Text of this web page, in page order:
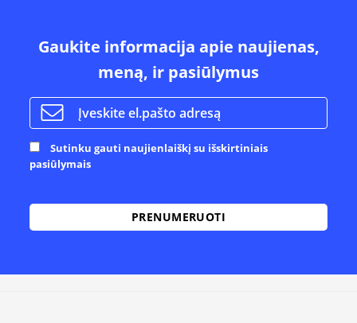
Gaukite informacija apie naujienas,
meną, ir pasiūlymus
Sutinku gauti naujienlaiškį su išskirtiniais
pasiūlymais